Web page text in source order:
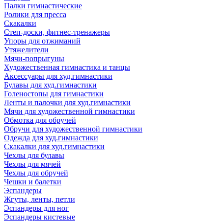
Палки гимнастические
Ролики для пресса
Скакалки
Степ-доски, фитнес-тренажеры
Упоры для отжиманий
Утяжелители
Мячи-попрыгуны
Художественная гимнастика и танцы
Аксессуары для худ.гимнастики
Булавы для худ.гимнастики
Голеностопы для гимнастики
Ленты и палочки для худ.гимнастики
Мячи для художественной гимнастики
Обмотка для обручей
Обручи для художественной гимнастики
Одежда для худ.гимнастики
Скакалки для худ.гимнастики
Чехлы для булавы
Чехлы для мячей
Чехлы для обручей
Чешки и балетки
Эспандеры
Жгуты, ленты, петли
Эспандеры для ног
Эспандеры кистевые